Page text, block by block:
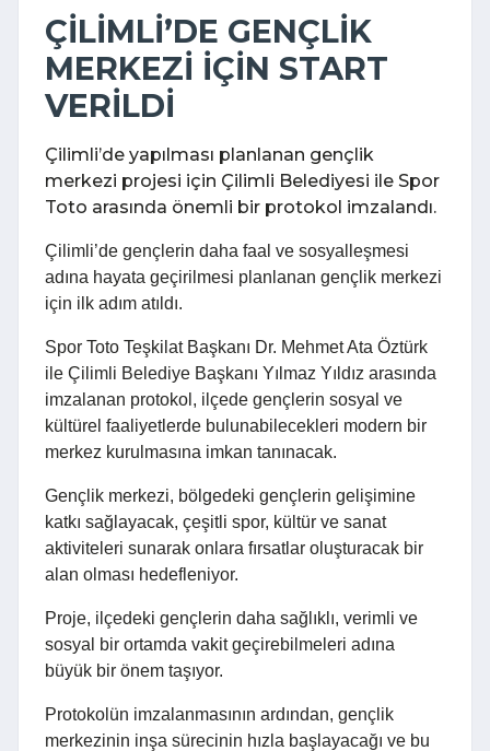
ÇİLİMLİ’DE GENÇLİK
MERKEZİ İÇİN START
VERİLDİ
Çilimli’de yapılması planlanan gençlik
merkezi projesi için Çilimli Belediyesi ile Spor
Toto arasında önemli bir protokol imzalandı.
Çilimli’de gençlerin daha faal ve sosyalleşmesi
adına hayata geçirilmesi planlanan gençlik merkezi
için ilk adım atıldı.
Spor Toto Teşkilat Başkanı Dr. Mehmet Ata Öztürk
ile Çilimli Belediye Başkanı Yılmaz Yıldız arasında
imzalanan protokol, ilçede gençlerin sosyal ve
kültürel faaliyetlerde bulunabilecekleri modern bir
merkez kurulmasına imkan tanınacak.
Gençlik merkezi, bölgedeki gençlerin gelişimine
katkı sağlayacak, çeşitli spor, kültür ve sanat
aktiviteleri sunarak onlara fırsatlar oluşturacak bir
alan olması hedefleniyor.
Proje, ilçedeki gençlerin daha sağlıklı, verimli ve
sosyal bir ortamda vakit geçirebilmeleri adına
büyük bir önem taşıyor.
Protokolün imzalanmasının ardından, gençlik
merkezinin inşa sürecinin hızla başlayacağı ve bu